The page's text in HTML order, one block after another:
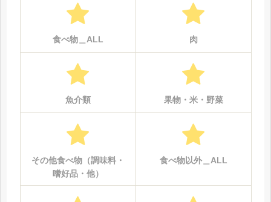
食べ物＿ALL 肉
魚介類 果物・米・野菜
その他食べ物（調味料・
嗜好品・他）
食べ物以外＿ALL